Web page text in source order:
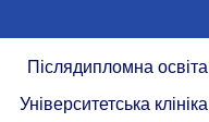
Післядипломна освіта
Університетська клініка